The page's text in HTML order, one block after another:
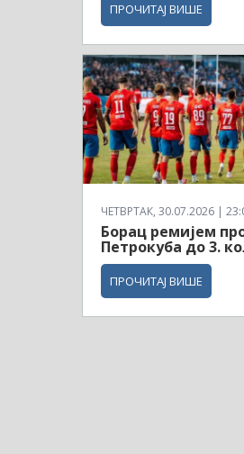
ПРОЧИТАЈ ВИШЕ
ЧЕТВРТАК, 30.07.2026 |
Борац ремијем
Петрокуба до 3.
ПРОЧИТАЈ ВИШЕ